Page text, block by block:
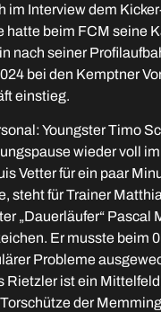
im Interview dem
hatte beim FCM seine
nach seiner
bei den Kemptner
einstieg.
Youngster Timo
wieder voll
Vetter für ein paar
steht für Trainer
„Dauerläufer“ Pascal
Er musste beim
Probleme
Rietzler ist ein
der